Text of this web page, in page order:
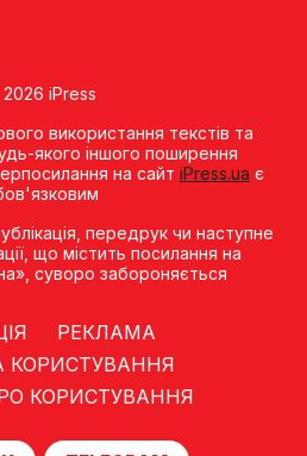
iPress
використання текстів та
якого іншого поширення
на сайт iPress.ua є
передрук чи наступне
що мiстить посилання на
суворо забороняється
РЕКЛАМА
КОРИСТУВАННЯ
КОРИСТУВАННЯ